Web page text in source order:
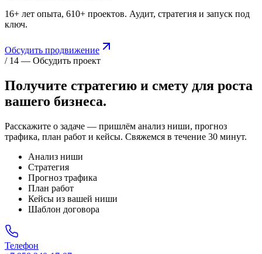
16+ лет опыта, 610+ проектов. Аудит, стратегия и запуск под
ключ.
Обсудить продвижение
/ 14 — Обсудить проект
Получите стратегию и смету для роста
вашего бизнеса.
Расскажите о задаче — пришлём анализ ниши, прогноз
трафика, план работ и кейсы. Свяжемся в течение 30 минут.
Анализ ниши
Стратегия
Прогноз трафика
План работ
Кейсы из вашей ниши
Шаблон договора
Телефон